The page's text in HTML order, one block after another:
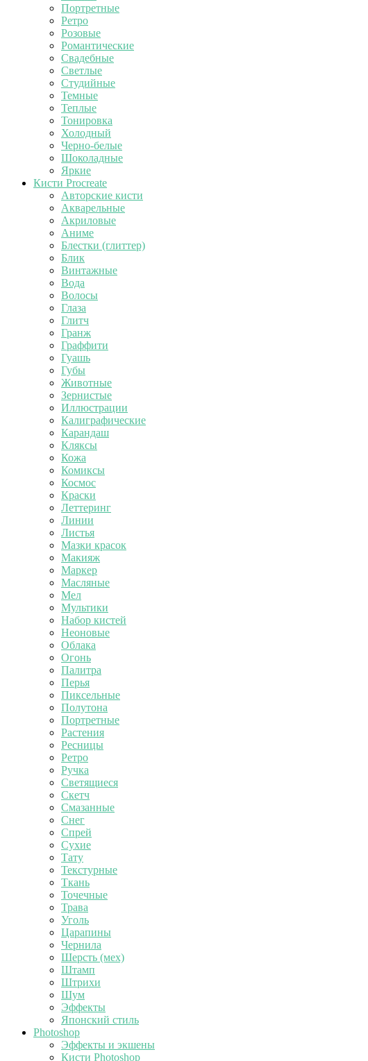
Портретные
Ретро
Розовые
Романтические
Свадебные
Светлые
Студийные
Темные
Теплые
Тонировка
Холодный
Черно-белые
Шоколадные
Яркие
Кисти Procreate
Авторские кисти
Акварельные
Акриловые
Аниме
Блестки (глиттер)
Блик
Винтажные
Вода
Волосы
Глаза
Глитч
Гранж
Граффити
Гуашь
Губы
Животные
Зернистые
Иллюстрации
Калиграфические
Карандаш
Кляксы
Кожа
Комиксы
Космос
Краски
Леттеринг
Линии
Листья
Мазки красок
Макияж
Маркер
Масляные
Мел
Мультики
Набор кистей
Неоновые
Облака
Огонь
Палитра
Перья
Пиксельные
Полутона
Портретные
Растения
Ресницы
Ретро
Ручка
Светящиеся
Скетч
Смазанные
Снег
Спрей
Сухие
Тату
Текстурные
Ткань
Точечные
Трава
Уголь
Царапины
Чернила
Шерсть (мех)
Штамп
Штрихи
Шум
Эффекты
Японский стиль
Photoshop
Эффекты и экшены
Кисти Photoshop